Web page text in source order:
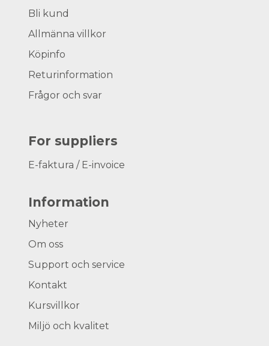
Bli kund
Allmänna villkor
Köpinfo
Returinformation
Frågor och svar
For suppliers
E-faktura / E-invoice
Information
Nyheter
Om oss
Support och service
Kontakt
Kursvillkor
Miljö och kvalitet